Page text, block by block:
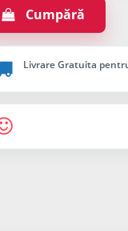
Cumpără
Livrare Gratuita